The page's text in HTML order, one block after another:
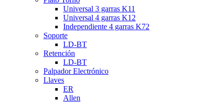
Universal 3 garras K11
Universal 4 garras K12
Independiente 4 garras K72
Soporte
LD-BT
Retención
LD-BT
Palpador Electrónico
Llaves
ER
Allen